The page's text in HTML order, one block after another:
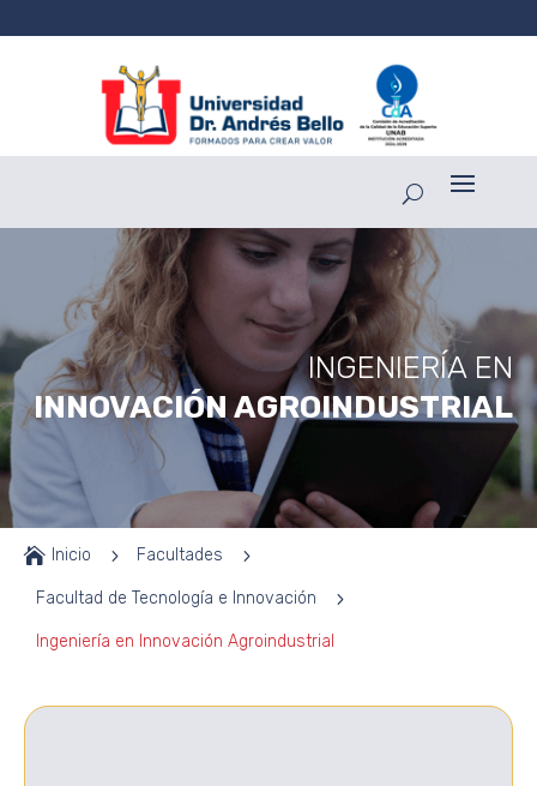
INGENIERÍA EN
INNOVACIÓN AGROINDUSTRIAL
 Inicio 5 Facultades 5
Facultad de Tecnología e Innovación 5
Ingeniería en Innovación Agroindustrial